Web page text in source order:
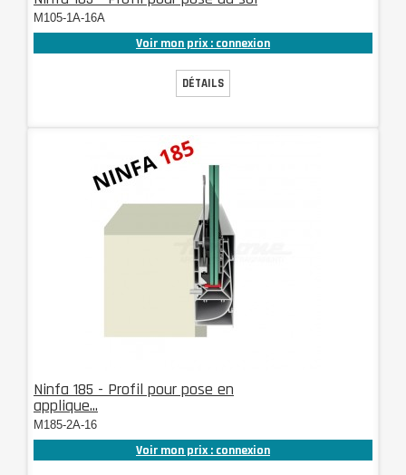
M105-1A-16A
Voir mon prix : connexion
DÉTAILS
Ninfa 185 - Profil pour pose en
applique...
M185-2A-16
Voir mon prix : connexion